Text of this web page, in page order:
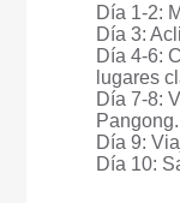
Día 1-2:
Día 3:
Día 4-6:
lugares
Día 7-8:
Pangong.
Día 9:
Día 10: